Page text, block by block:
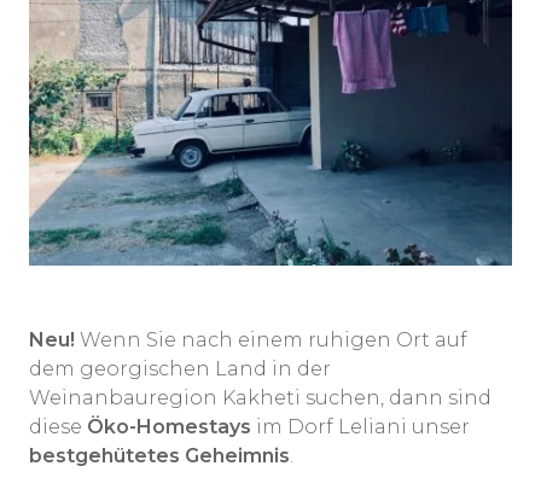
Neu! Wenn Sie nach einem ruhigen Ort auf
dem georgischen Land in der
Weinanbauregion Kakheti suchen, dann sind
diese Öko-Homestays im Dorf Leliani unser
bestgehütetes Geheimnis.